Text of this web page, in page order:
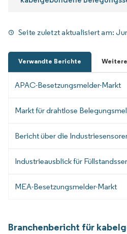
Seite zuletzt aktualisiert am:
Verwandte Berichte
APAC-Besetzungsmelder-Markt
Markt für drahtlose
Bericht über die
Industrieausblick für
MEA-Besetzungsmelder-Markt
Branchenbericht für